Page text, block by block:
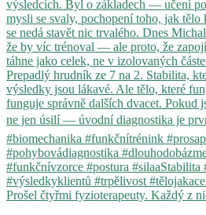
Prošel čtyřmi fyzioterapeuty. Každý z